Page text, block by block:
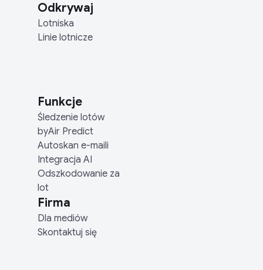
Odkrywaj
Lotniska
Linie lotnicze
Funkcje
Śledzenie lotów
byAir Predict
Autoskan e-maili
Integracja AI
Odszkodowanie za
lot
Firma
Dla mediów
Skontaktuj się